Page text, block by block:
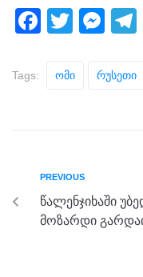
F
o
k
T
tt
M
ss
Tags: Ომი Რუსეთი
PREVIOUS
წალენჯიხაში
მოზარდი